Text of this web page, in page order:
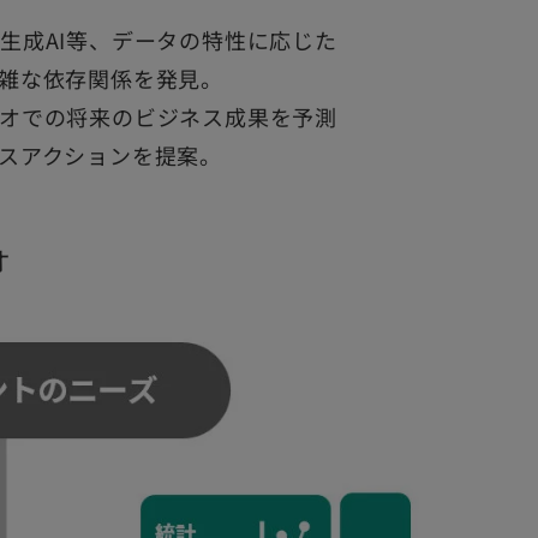
成AI等、データの特性に応じた
依存関係を発見。
での将来のビジネス成果を予測
クションを提案。